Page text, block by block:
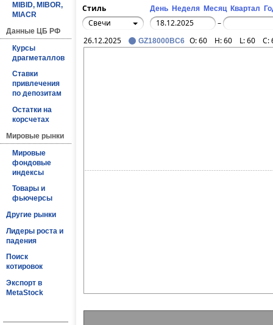
MIBID, MIBOR,
MIACR
Данные ЦБ РФ
Курсы
драгметаллов
Ставки
привлечения
по депозитам
Остатки на
корсчетах
Мировые рынки
Мировые
фондовые
индексы
Товары и
фьючерсы
Другие рынки
Лидеры роста и
падения
Поиск
котировок
Экспорт в
MetaStock
Стиль
День Неделя Месяц Квартал
Свечи
–
26.12.2025
GZ18000BC6 O:60 H:60 L:60 C: